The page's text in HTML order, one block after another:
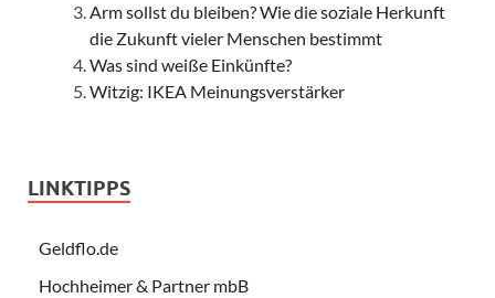
Arm sollst du bleiben? Wie die soziale Herkunft
die Zukunft vieler Menschen bestimmt
Was sind weiße Einkünfte?
Witzig: IKEA Meinungsverstärker
LINKTIPPS
Geldflo.de
Hochheimer & Partner mbB